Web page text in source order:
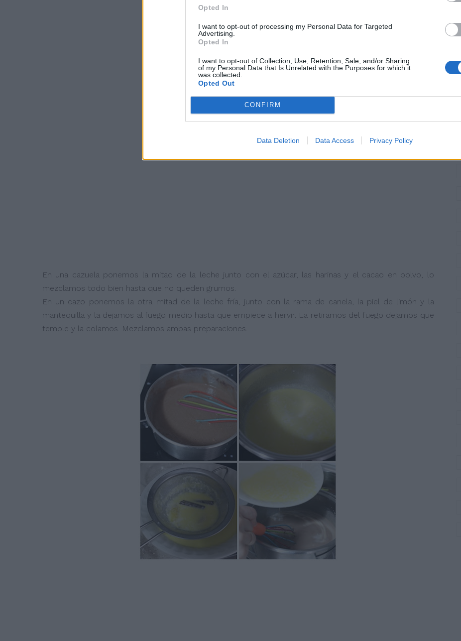
Opted In
I want to opt-out of processing my Personal Data for Targeted
Advertising.
Opted In
I want to opt-out of Collection, Use, Retention, Sale, and/or Sharing
of my Personal Data that Is Unrelated with the Purposes for which it
was collected.
Opted Out
CONFIRM
Data Deletion Data Access Privacy Policy
En una cazuela ponemos la mitad de la leche junto con el azúcar, las harinas y el cacao en polvo, lo
mezclamos todo bien hasta que no queden grumos.
En un cazo ponemos la otra mitad de la leche fría, junto con la rama de canela, la piel de limón y la
mantequilla y la dejamos al fuego medio hasta que empiece a hervir. La retiramos del fuego dejamos que
temple y la colamos. Mezclamos ambas preparaciones.